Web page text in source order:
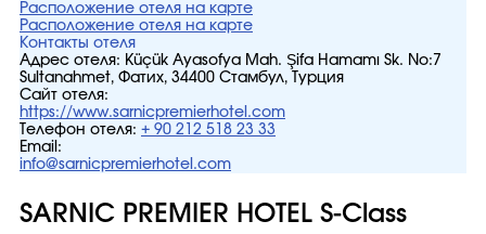
Расположение отеля на карте
Расположение отеля на карте
Контакты отеля
Адрес отеля: Küçük Ayasofya Mah. Şifa Hamamı Sk. No:7
Sultanahmet, Фатих, 34400 Стамбул, Турция
Сайт отеля:
https://www.sarnicpremierhotel.com
Телефон отеля: + 90 212 518 23 33
Email:
info@sarnicpremierhotel.com
SARNIC PREMIER HOTEL S-Class